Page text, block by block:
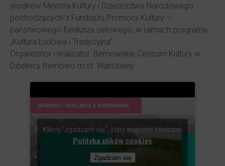
środków Ministra Kultury i Dziedzictwa Narodowego
pochodzących z Funduszu Promocji Kultury –
państwowego funduszu celowego, w ramach programu
„Kultura Ludowa i Tradycyjna”.
Organizator i realizator: Bemowskie Centrum Kultury w
Dzielnicy Bemowo m.st. Warszawy.
Kliknij "zgadzam się", żeby włączyć Youtube
Polityka plików cookies
Zgadzam się